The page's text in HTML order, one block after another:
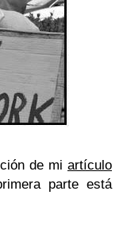
de mi artículo
parte está